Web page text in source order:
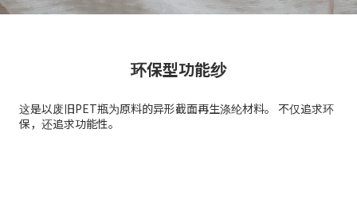
环保型功能纱
这是以废旧PET瓶为原料的异形截面再生涤纶材料。 不仅追求环
保，还追求功能性。